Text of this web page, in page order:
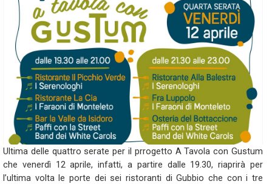
Ultima delle quattro serate per il prrogetto A Tavola con Gustum
che venerdì 12 aprile, infatti, a partire dalle 19.30, riaprirà per
l’ultima volta le porte dei sei ristoranti di Gubbio che con i tre